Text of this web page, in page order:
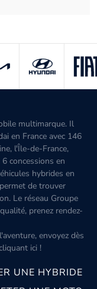
multimarque. Il
en France avec 146
l'Île-de-France,
concessions en
hybrides en
de trouver
Le réseau Groupe
prenez rendez-
envoyez dès
ici !
UNE HYBRIDE